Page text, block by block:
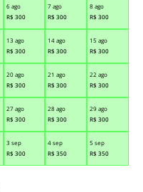
6 ago
R$ 300
7 ago
R$ 300
8 ago
R$ 300
13 ago
R$ 300
14 ago
R$ 300
15 ago
R$ 300
20 ago
R$ 300
21 ago
R$ 300
22 ago
R$ 300
27 ago
R$ 300
28 ago
R$ 300
29 ago
R$ 300
3 sep
R$ 300
4 sep
R$ 350
5 sep
R$ 350